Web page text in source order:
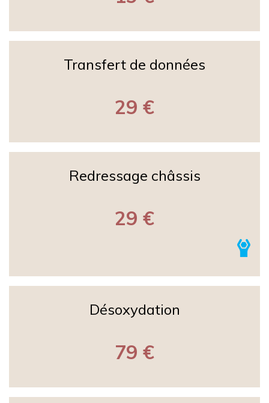
Transfert de données
29 €
Redressage châssis
29 €
Désoxydation
79 €